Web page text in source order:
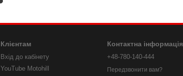
Клієнтам
Вхід до кабінету
YouTube Motohill
Контактна інформація
+48-780-140-444
Передзвонити вам?